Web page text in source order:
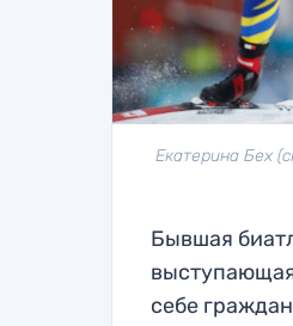
Екатерина Бех
Бывшая
себе